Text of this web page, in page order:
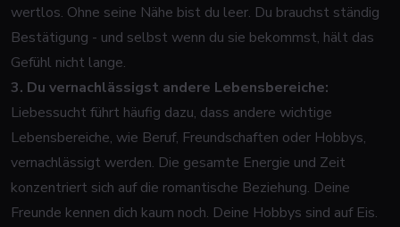
wertlos. Ohne seine Nähe bist du leer. Du brauchst ständig
Bestätigung - und selbst wenn du sie bekommst, hält das
Gefühl nicht lange.
3. Du vernachlässigst andere Lebensbereiche:
Liebessucht führt häufig dazu, dass andere wichtige
Lebensbereiche, wie Beruf, Freundschaften oder Hobbys,
vernachlässigt werden. Die gesamte Energie und Zeit
konzentriert sich auf die romantische Beziehung. Deine
Freunde kennen dich kaum noch. Deine Hobbys sind auf Eis.